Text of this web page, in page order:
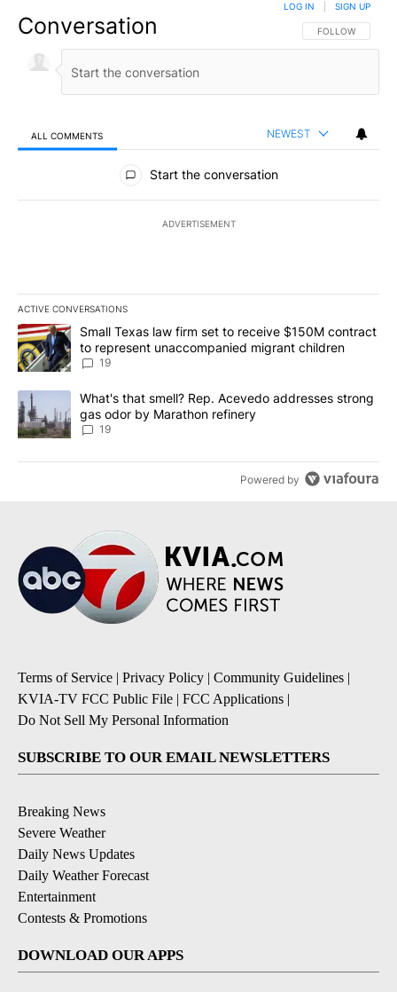
Conversation FOLLOW THIS
FOLLOW
LOG IN SIGN UP
ALL COMMENTS NEWEST
All Comments
Start the conversation
ADVERTISEMENT
ACTIVE CONVERSATIONS
The following is a list of the most commented articles in the last
A trending article titled "Small Texas law firm set to receive
Small Texas law firm set to receive $150M contract
to represent unaccompanied migrant children
19
A trending article titled "What's that smell? Rep. Acevedo
What's that smell? Rep. Acevedo addresses strong
gas odor by Marathon refinery
19
Powered by
Terms of Service | Privacy Policy | Community Guidelines |
KVIA-TV FCC Public File | FCC Applications |
Do Not Sell My Personal Information
SUBSCRIBE TO OUR EMAIL NEWSLETTERS
Breaking News
Severe Weather
Daily News Updates
Daily Weather Forecast
Entertainment
Contests & Promotions
DOWNLOAD OUR APPS